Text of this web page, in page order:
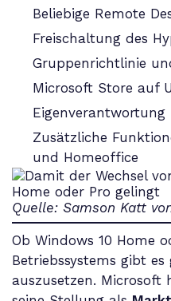
Beliebige Remote
Freischaltung des
Gruppenrichtlinie
Microsoft Store auf
Eigenverantwortung
Zusätzliche
und Homeoffice
Quelle: Samson Katt
Ob Windows 10 Home
Betriebssystems gibt
auszusetzen.